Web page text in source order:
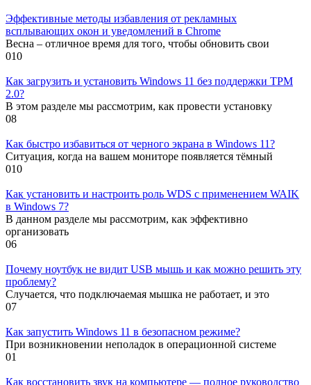
Эффективные методы избавления от рекламных
всплывающих окон и уведомлений в Chrome
Весна – отличное время для того, чтобы обновить свои
010
Как загрузить и установить Windows 11 без поддержки TPM
2.0?
В этом разделе мы рассмотрим, как провести установку
08
Как быстро избавиться от черного экрана в Windows 11?
Ситуация, когда на вашем мониторе появляется тёмный
010
Как установить и настроить роль WDS с применением WAIK
в Windows 7?
В данном разделе мы рассмотрим, как эффективно
организовать
06
Почему ноутбук не видит USB мышь и как можно решить эту
проблему?
Случается, что подключаемая мышка не работает, и это
07
Как запустить Windows 11 в безопасном режиме?
При возникновении неполадок в операционной системе
01
Как восстановить звук на компьютере — полное руководство